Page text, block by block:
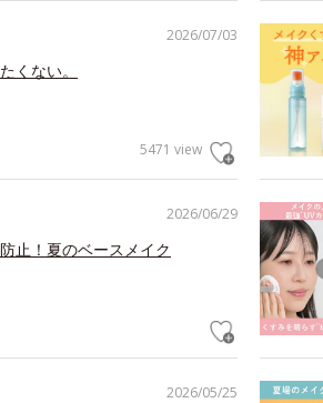
2026/07/03
くない。
5471 view
2026/06/29
止！夏のベースメイク
2026/05/25